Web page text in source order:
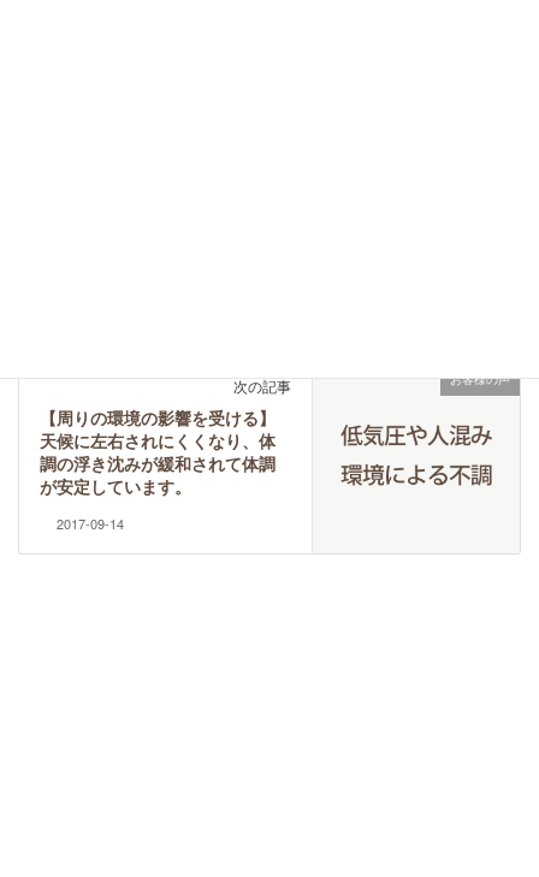
お客様の声
次の記事
【周りの環境の影響を受ける】
天候に左右されにくくなり、体
調の浮き沈みが緩和されて体調
が安定しています。
2017-09-14